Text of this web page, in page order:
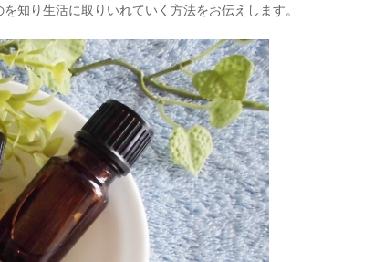
知り生活に取りいれていく方法をお伝えします。